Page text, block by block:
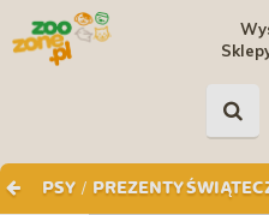
PSY / PREZENTY